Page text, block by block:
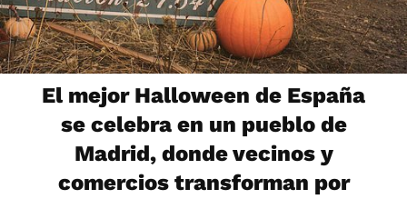
El mejor Halloween de España
se celebra en un pueblo de
Madrid, donde vecinos y
comercios transforman por